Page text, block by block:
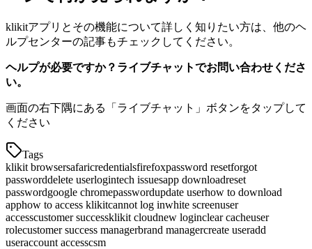
klikitアプリとその機能について詳しく知りたい方は、他のヘ
ルプセンターの記事もチェックしてください。
ヘルプが必要ですか？ライブチャットでお問い合わせくださ
い。
画面の右下隅にある「ライブチャット」ボタンをタップして
ください
Tags
klikit browsersafaricredentialsfirefoxpassword resetforgot
passworddelete userlogintech issuesapp downloadreset
passwordgoogle chromepasswordupdate userhow to download
apphow to access klikitcannot log inwhite screenuser
accesscustomer successklikit cloudnew loginclear cacheuser
rolecustomer success managerbrand managercreate useradd
useraccount accesscsm